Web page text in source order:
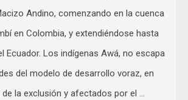
Andino, comenzando en la cuenca
en Colombia, y extendiéndose hasta
Ecuador. Los indígenas Awá, no escapa
del modelo de desarrollo voraz, en
la exclusión y afectados por el …